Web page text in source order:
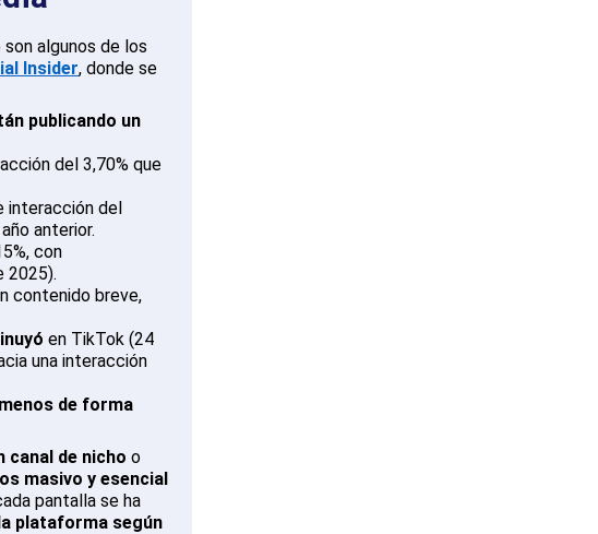
algunos de los
Insider, donde se
publicando un
del 3,70% que
interacción del
anterior.
con
2025).
contenido breve,
en TikTok (24
una interacción
de forma
canal de nicho o
masivo y esencial
pantalla se ha
plataforma según